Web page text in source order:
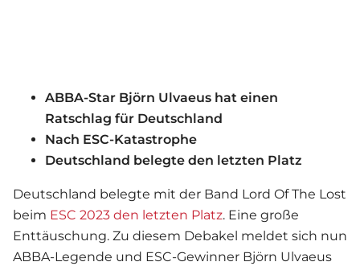
ABBA-Star Björn Ulvaeus hat einen
Ratschlag für Deutschland
Nach ESC-Katastrophe
Deutschland belegte den letzten Platz
Deutschland belegte mit der Band Lord Of The Lost
beim ESC 2023 den letzten Platz. Eine große
Enttäuschung. Zu diesem Debakel meldet sich nun
ABBA-Legende und ESC-Gewinner Björn Ulvaeus